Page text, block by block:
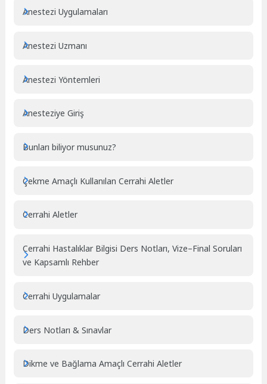
Anestezi Uygulamaları
Anestezi Uzmanı
Anestezi Yöntemleri
Anesteziye Giriş
Bunları biliyor musunuz?
Çekme Amaçlı Kullanılan Cerrahi Aletler
Cerrahi Aletler
Cerrahi Hastalıklar Bilgisi Ders Notları, Vize–Final Soruları
ve Kapsamlı Rehber
Cerrahi Uygulamalar
Ders Notları & Sınavlar
Dikme ve Bağlama Amaçlı Cerrahi Aletler